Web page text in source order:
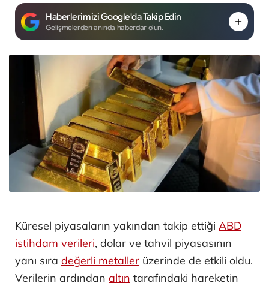
Haberlerimizi Google'da Takip Edin
Gelişmelerden anında haberdar olun.
Küresel piyasaların yakından takip ettiği ABD
istihdam verileri, dolar ve tahvil piyasasının
yanı sıra değerli metaller üzerinde de etkili oldu.
Verilerin ardından altın tarafındaki hareketin